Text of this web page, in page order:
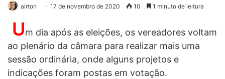
airton 17 de novembro de 2020 10 1 minuto de leitura
Um dia após as eleições, os vereadores voltam
ao plenário da câmara para realizar mais uma
sessão ordinária, onde alguns projetos e
indicações foram postas em votação.